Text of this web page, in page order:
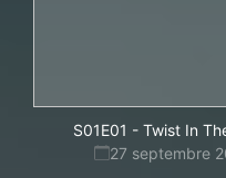
S01E01 - Twist In
27 septembre